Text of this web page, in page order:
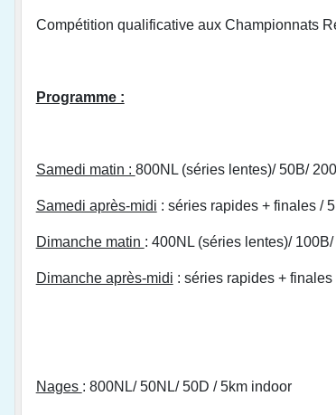
Compétition qualificative aux Championnats
Programme :
Samedi matin : 800NL (séries lentes)/ 50B/
Samedi après-midi : séries rapides + finales /
Dimanche matin : 400NL (séries lentes)/
Dimanche après-midi : séries rapides + finales
Nages : 800NL/ 50NL/ 50D / 5km indoor